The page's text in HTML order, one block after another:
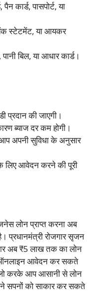
कार्ड, पासपोर्ट, या
स्टेटमेंट, या आयकर
बिल, या आधार कार्ड।
प्रदान की जाएगी।
ब्याज दर कम होगी।
अपनी सुविधा के अनुसार
लिए आवेदन करने की पूरी
लोन प्राप्त करना अब
प्रधानमंत्री रोजगार सृजन
अब ₹5 लाख तक का लोन
ऑनलाइन आवेदन कर सकते
करके आप आसानी से लोन
को साकार कर सकते